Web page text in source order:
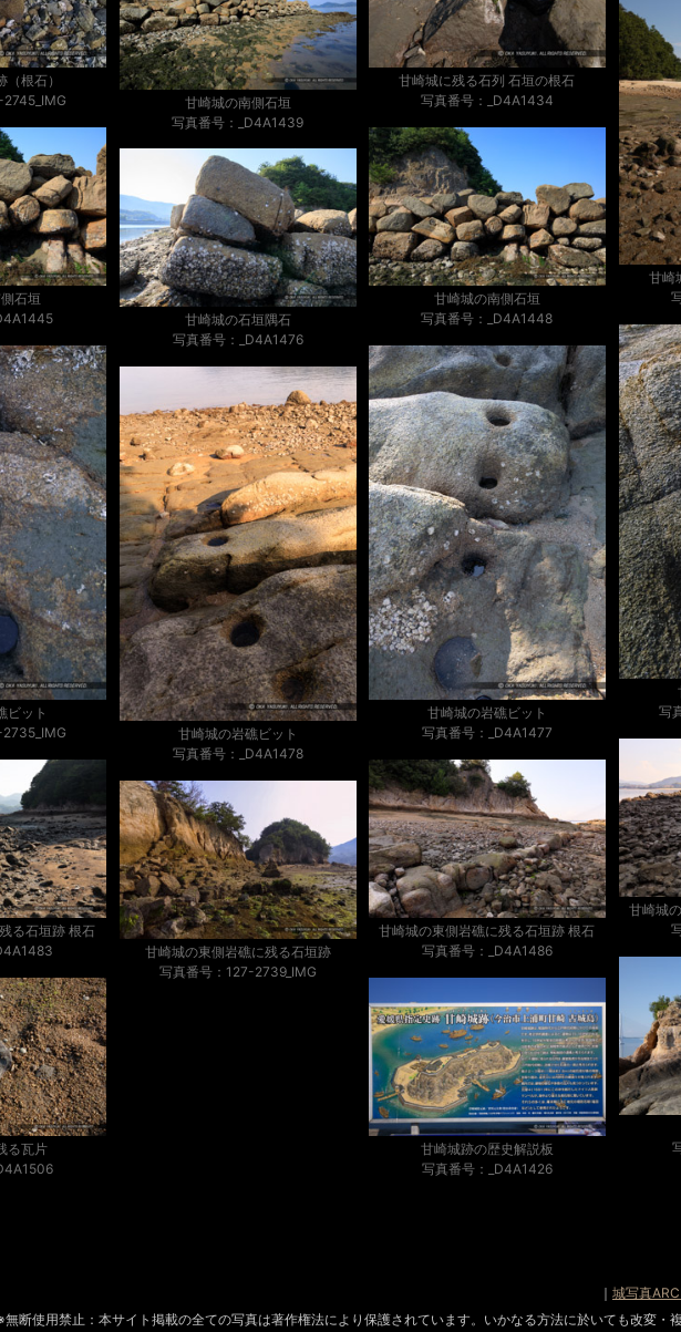
根石）
甘崎城に残る石列 石垣の根石
写真番号：_D4A1434
甘崎
甘崎城の南側石垣
写真番号：_D4A1439
石垣
甘崎城の南側石垣
写真番号：_D4A1448
甘崎城の石垣隅石
写真番号：_D4A1476
写
ビット
甘崎城の岩礁ビット
写真番号：_D4A1477
甘崎城の岩礁ビット
写真番号：_D4A1478
甘崎城
る石垣跡 根石
甘崎城の東側岩礁に残る石垣跡 根石
写真番号：_D4A1486
甘崎城の東側岩礁に残る石垣跡
写真番号：127-2739_IMG
る瓦片
甘崎城跡の歴史解説板
写真番号：_D4A1426
｜ 城写真
無断使用禁止：本サイト掲載の全ての写真は著作権法により保護されています。いかなる方法に於いても改変・